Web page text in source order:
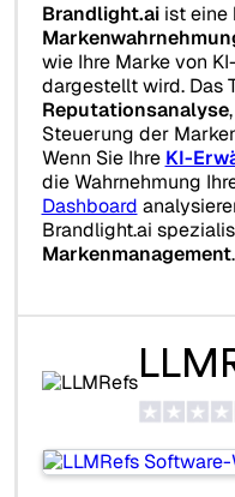
Brandlight.aiist eine
wie Ihre Marke von
dargestellt wird. Das
Reputationsanalyse
Steuerung der
Wenn Sie Ihre KI-
die Wahrnehmung
Dashboard
Brandlight.ai
Markenmanagement.